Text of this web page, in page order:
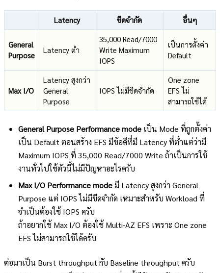
Latency ขีดจำกัด อื่นๆ
General
Purpose
Latency ต่ำ
35,000 Read/7000
Write Maximum
IOPS
เป็นการตั้งค่า
Default
Max I/O
Latency สูงกว่า
General
Purpose
IOPS ไม่มีขีดจำกัด
One zone
EFS ไม่
สามารถใช้ได้
General Purpose Performance modeเป็น Mode ที่ถูกตั้งค่า
เป็น Default ตอนสร้าง EFS มีข้อดีที่มี Latency ที่ต่ำแต่ว่ามี
Maximum IOPS ที่ 35,000 Read/7000 Write ถ้าเป็นการใช้
งานทั่วไปใช้ตัวนี้ไม่มีปัญหาอะไรครับ
Max I/O Performance modeมี Latency สูงกว่า General
Purpose แต่ IOPS ไม่มีขีดจำกัด เหมาะสำหรับ Workload ที่
จำเป็นต้องใช้ IOPS ครับ
ถ้าอยากใช้ Max I/O ต้องใช้ Multi-AZ EFS เพราะ One zone
EFS ไม่สามารถใช้ได้ครับ
ต่อมาเป็น Burst throughput กับ Baseline throughput ครับ